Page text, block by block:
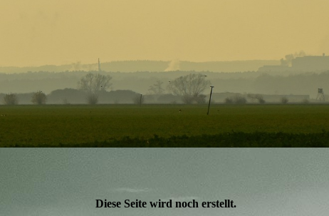
Diese Seite wird noch erstellt.